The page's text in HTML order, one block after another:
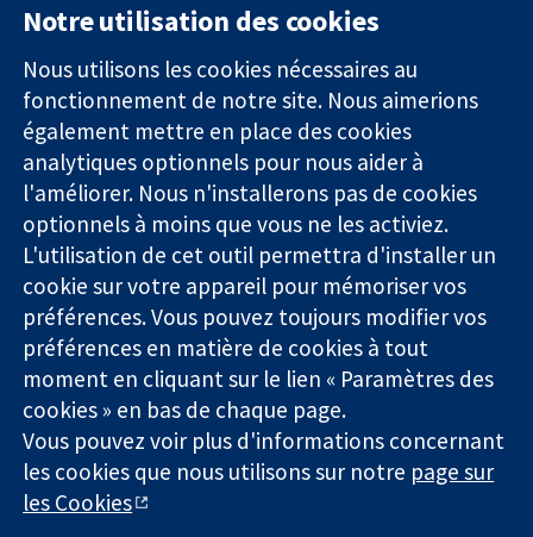
Des données
probantes.
Des décisions
éclairées.
Une meilleure
santé.
11-13 Cavendish
Square
Londres
W1G0AN
Royaume-Uni
nous
Actualités
Service de
presse
Qui sommes-
nous
Offres
d'emploi
Library
La Collaboration Cochrane est une association caritative (n°
1045921) et une société à responsabilité limitée par garantie (n°
03044323) enregistrée en Angleterre et au Pays de Galles. Numéro
de TVA : GB 718 2127 49.
Copyright © 2026 The Cochrane Collaboration
Notre utilisation des cookies
Nous utilisons les cookies nécessaires au
fonctionnement de notre site. Nous aimerions
également mettre en place des cookies
analytiques optionnels pour nous aider à
l'améliorer. Nous n'installerons pas de cookies
optionnels à moins que vous ne les activiez.
L'utilisation de cet outil permettra d'installer un
cookie sur votre appareil pour mémoriser vos
préférences. Vous pouvez toujours modifier vos
préférences en matière de cookies à tout
moment en cliquant sur le lien « Paramètres des
cookies » en bas de chaque page.
Vous pouvez voir plus d'informations concernant
les cookies que nous utilisons sur notre page sur
les Cookies